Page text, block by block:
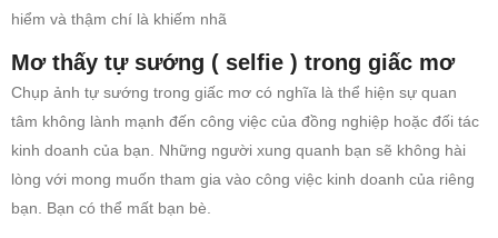
hiểm và thậm chí là khiếm nhã
Mơ thấy tự sướng ( selfie ) trong giấc mơ
Chụp ảnh tự sướng trong giấc mơ có nghĩa là thể hiện sự quan
tâm không lành mạnh đến công việc của đồng nghiệp hoặc đối tác
kinh doanh của bạn. Những người xung quanh bạn sẽ không hài
lòng với mong muốn tham gia vào công việc kinh doanh của riêng
bạn. Bạn có thể mất bạn bè.